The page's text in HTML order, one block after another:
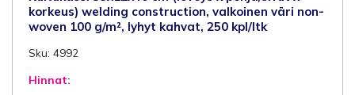
korkeus) welding construction, valkoinen väri non-
woven 100 g/m², lyhyt kahvat, 250 kpl/ltk
Sku: 4992
Hinnat: